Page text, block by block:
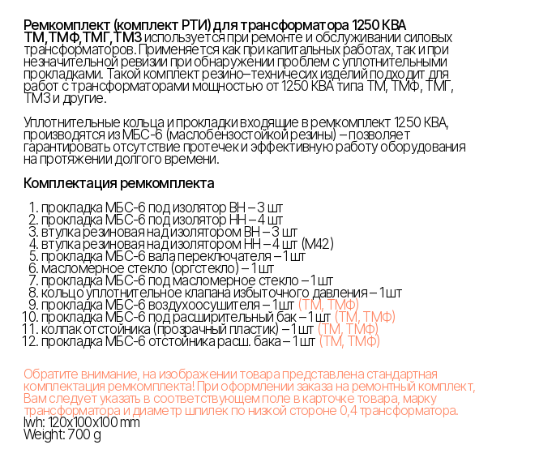
Ремкомплект (комплект РТИ) для трансформатора 1250 КВА
ТМ,ТМФ,ТМГ,ТМЗиспользуется при ремонте и обслуживании силовых
трансформаторов. Применяется как при капитальных работах, так и при
незначительной ревизии при обнаружении проблем с уплотнительными
прокладками. Такой комплект резино–техничесих изделий подходит для
работ с трансформаторами мощностью от 1250 КВА типа ТМ, ТМФ, ТМГ,
ТМЗ и другие.
Уплотнительные кольца и прокладки входящие в ремкомплект 1250 КВА,
производятся из МБС-6 (маслобензостойкой резины) – позволяет
гарантировать отсутствие протечек и эффективную работу оборудования
на протяжении долгого времени.
Комплектация ремкомплекта
прокладка МБС-6 под изолятор ВН – 3 шт
прокладка МБС-6 под изолятор НН – 4 шт
втулка резиновая над изолятором ВН – 3 шт
втулка резиновая над изолятором НН – 4 шт (М42)
прокладка МБС-6 вала переключателя – 1 шт
масломерное стекло (оргстекло) – 1 шт
прокладка МБС-6 под масломерное стекло – 1 шт
кольцо уплотнительное клапана избыточного давления – 1 шт
прокладка МБС-6 воздухоосушителя – 1 шт (ТМ, ТМФ)
прокладка МБС-6 под расширительный бак – 1 шт (ТМ, ТМФ)
колпак отстойника (прозрачный пластик) – 1 шт (ТМ, ТМФ)
прокладка МБС-6 отстойника расш. бака – 1 шт (ТМ, ТМФ)
Обратите внимание, на изображении товара представлена стандартная
комплектация ремкомплекта! При оформлении заказа на ремонтный комплект,
Вам следует указать в соответствующем поле в карточке товара, марку
трансформатора и диаметр шпилек по низкой стороне 0,4 трансформатора.
lwh: 120x100x100 mm
Weight: 700 g